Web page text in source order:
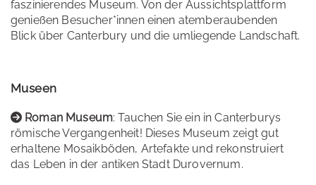
faszinierendes Museum. Von der Aussichtsplattform
genießen Besucher*innen einen atemberaubenden
Blick über Canterbury und die umliegende Landschaft.
Museen
Roman Museum: Tauchen Sie ein in Canterburys
römische Vergangenheit! Dieses Museum zeigt gut
erhaltene Mosaikböden, Artefakte und rekonstruiert
das Leben in der antiken Stadt Durovernum.